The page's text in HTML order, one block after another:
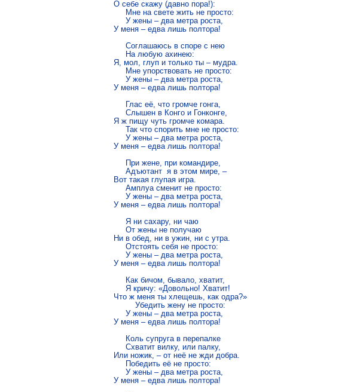
О себе скажу (давно пора!):
     Мне на свете жить не просто:
     У жены – два метра роста,
У меня – едва лишь полтора!
     Соглашаюсь в споре с нею
     На любую ахинею:
Я, мол, глуп и только ты – мудра.
     Мне упорствовать не просто:
     У жены – два метра роста,
У меня – едва лишь полтора!
     Глас её, что громче гонга,
     Слышен в Конго и Гонконге,
Я ж пищу чуть громче комара.
     Так что спорить мне не просто:
     У жены – два метра роста,
У меня – едва лишь полтора!
     При жене, при командире,
     Адъютант  я в этом мире, –
Вот такая глупая игра.
     Амплуа сменит не просто:
     У жены – два метра роста,
У меня – едва лишь полтора!
     Я ни сахару, ни чаю
     От жены не получаю
Ни в обед, ни в ужин, ни с утра.
     Отстоять себя не просто:
     У жены – два метра роста,
У меня – едва лишь полтора!
     Как бичом, бывало, хватит,
     Я кричу: «Довольно! Хватит!
Что ж меня ты хлещешь, как одра?»
         Убедить жену не просто:
     У жены – два метра роста,
У меня – едва лишь полтора!
     Коль супруга в перепалке
     Схватит вилку, или палку,
Или ножик, – от неё не жди добра.
     Победить её не просто:
     У жены – два метра роста,
У меня – едва лишь полтора!